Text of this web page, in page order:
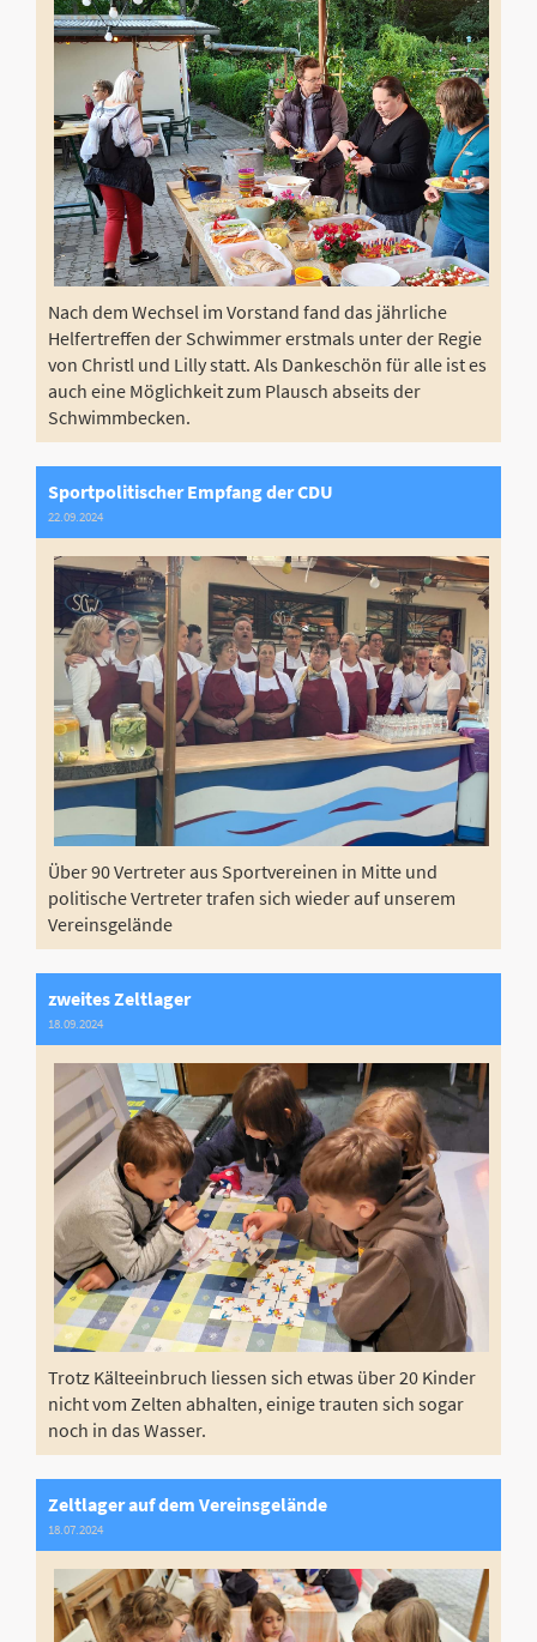
Nach dem Wechsel im Vorstand fand das jährliche
Helfertreffen der Schwimmer erstmals unter der Regie
von Christl und Lilly statt. Als Dankeschön für alle ist es
auch eine Möglichkeit zum Plausch abseits der
Schwimmbecken.
Sportpolitischer Empfang der CDU
22.09.2024
Über 90 Vertreter aus Sportvereinen in Mitte und
politische Vertreter trafen sich wieder auf unserem
Vereinsgelände
zweites Zeltlager
18.09.2024
Trotz Kälteeinbruch liessen sich etwas über 20 Kinder
nicht vom Zelten abhalten, einige trauten sich sogar
noch in das Wasser.
Zeltlager auf dem Vereinsgelände
18.07.2024